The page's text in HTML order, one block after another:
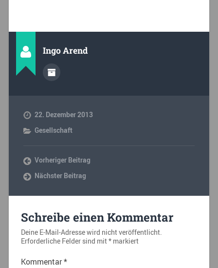
Ingo Arend
22. Dezember 2013
Gesellschaft
Vorheriger Beitrag
Nächster Beitrag
Schreibe einen Kommentar
Deine E-Mail-Adresse wird nicht veröffentlicht.
Erforderliche Felder sind mit*markiert
Kommentar*